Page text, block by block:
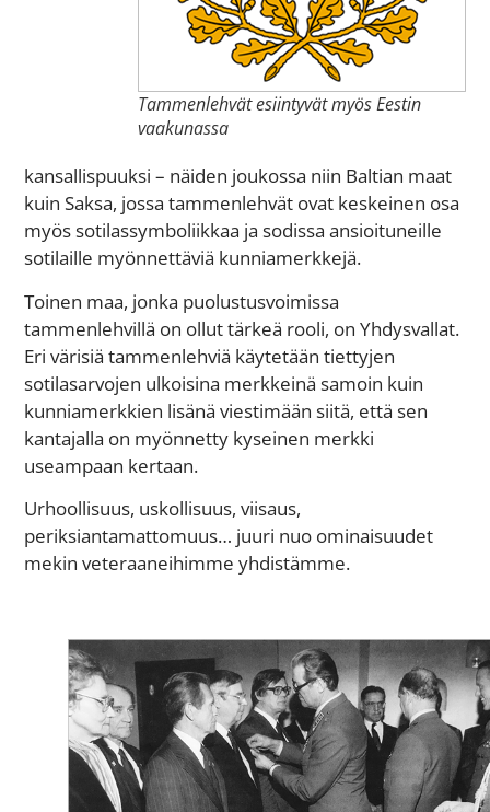
Tammenlehvät esiintyvät myös Eestin
vaakunassa
kansallispuuksi – näiden joukossa niin Baltian maat
kuin Saksa, jossa tammenlehvät ovat keskeinen osa
myös sotilassymboliikkaa ja sodissa ansioituneille
sotilaille myönnettäviä kunniamerkkejä.
Toinen maa, jonka puolustusvoimissa
tammenlehvillä on ollut tärkeä rooli, on Yhdysvallat.
Eri värisiä tammenlehviä käytetään tiettyjen
sotilasarvojen ulkoisina merkkeinä samoin kuin
kunniamerkkien lisänä viestimään siitä, että sen
kantajalla on myönnetty kyseinen merkki
useampaan kertaan.
Urhoollisuus, uskollisuus, viisaus,
periksiantamattomuus… juuri nuo ominaisuudet
mekin veteraaneihimme yhdistämme.